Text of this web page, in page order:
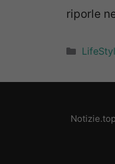
riporle